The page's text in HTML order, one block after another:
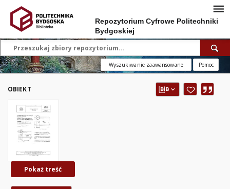
Repozytorium Cyfrowe Politechniki
Bydgoskiej
Wyszukiwanie zaawansowane Pomoc
OBIEKT
Pokaż treść